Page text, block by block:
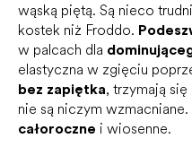
wąską piętą. Są nieco
kostek niż Froddo.
w palcach dla
elastyczna w zgięciu
bez zapiętka, trzymają
nie są niczym
całoroczne i wiosenne.